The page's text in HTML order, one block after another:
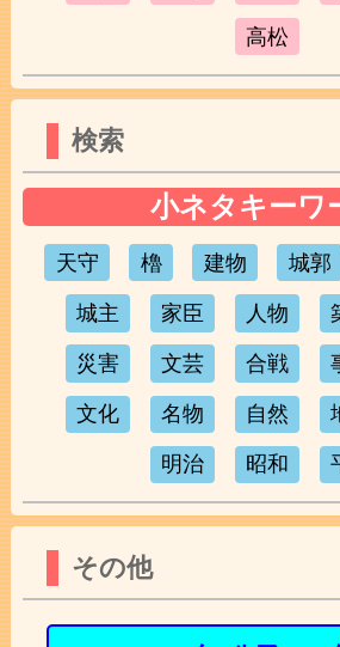
高松
検索
小ネタキーワ
天守 櫓 建物 城郭
城主 家臣 人物
災害 文芸 合戦
文化 名物 自然
明治 昭和
その他